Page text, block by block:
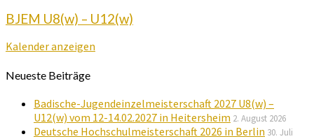
BJEM U8(w) – U12(w)
Kalender anzeigen
Neueste Beiträge
Badische-Jugendeinzelmeisterschaft 2027 U8(w) –
U12(w) vom 12-14.02.2027 in Heitersheim 2. August 2026
Deutsche Hochschulmeisterschaft 2026 in Berlin 30. Juli